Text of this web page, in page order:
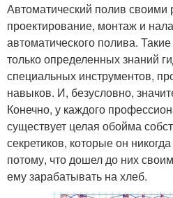
Автоматический полив своими
проектирование, монтаж и
автоматического полива.
только определенных знаний
специальных инструментов,
навыков. И, безусловно,
Конечно, у каждого
существует целая обойма
секретиков, которые он
потому, что дошел до них
ему зарабатывать на хлеб.